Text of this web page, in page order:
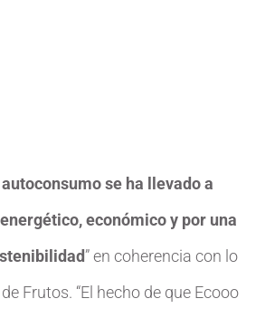
se ha llevado a
económico y por una
” en coherencia con lo
Frutos. “El hecho de que Ecooo